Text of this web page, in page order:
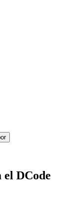
el DCode